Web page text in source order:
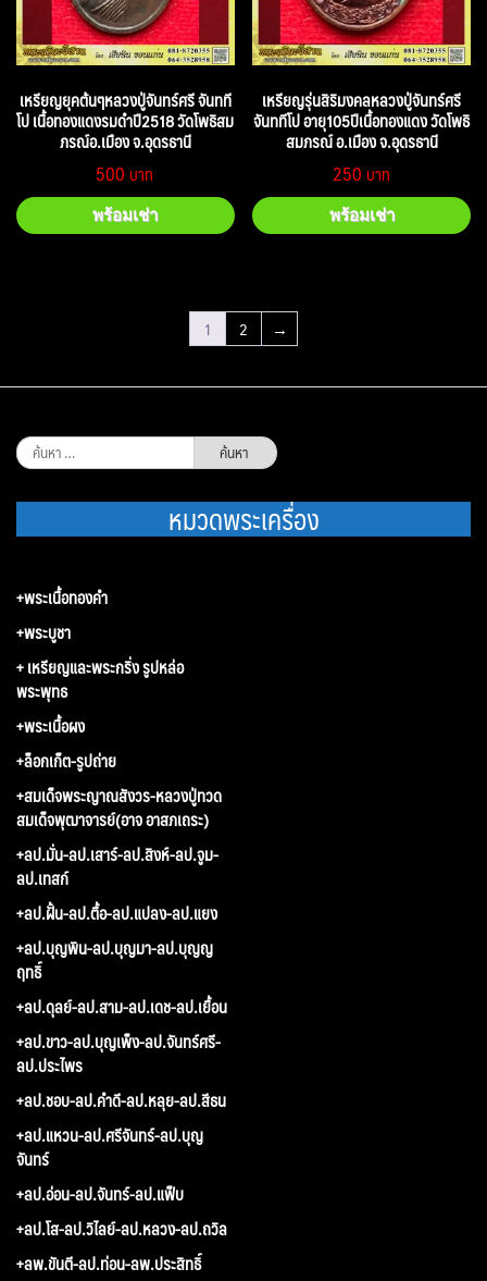
เหรียญยุคต้นๆหลวงปู่จันทร์ศรี จันทที
โป เนื้อทองแดงรมดำปี2518 วัดโพธิสม
ภรณ์อ.เมือง จ.อุดรธานี
500
พร้อมเช่า
เหรียญรุ่นสิริมงคลหลวงปู่จันทร์ศรี
จันททีโป อายุ105ปีเนื้อทองแดง วัดโพธิ
สมภรณ์ อ.เมือง จ.อุดรธานี
250
พร้อมเช่า
1 2 →
ค้นหา
สำหรับ:
หมวดพระเครื่อง
+พระเนื้อทองคำ
+พระบูชา
+ เหรียญและพระกริ่ง รูปหล่อ
พระพุทธ
+พระเนื้อผง
+ล็อกเก็ต-รูปถ่าย
+สมเด็จพระญาณสังวร-หลวงปู่ทวด
สมเด็จพุฒาจารย์(อาจ อาสภเถระ)
+ลป.มั่น-ลป.เสาร์-ลป.สิงห์-ลป.จูม-
ลป.เทสก์
+ลป.ฝั้น-ลป.ตื้อ-ลป.แปลง-ลป.แยง
+ลป.บุญพิน-ลป.บุญมา-ลป.บุญญ
ฤทธิ์
+ลป.ดุลย์-ลป.สาม-ลป.เดช-ลป.เยื้อน
+ลป.ขาว-ลป.บุญเพ็ง-ลป.จันทร์ศรี-
ลป.ประไพร
+ลป.ชอบ-ลป.คำดี-ลป.หลุย-ลป.สีธน
+ลป.แหวน-ลป.ศรีจันทร์-ลป.บุญ
จันทร์
+ลป.อ่อน-ลป.จันทร์-ลป.แฟ็บ
+ลป.โส-ลป.วิไลย์-ลป.หลวง-ลป.ถวิล
+ลพ.ขันตี-ลป.ท่อน-ลพ.ประสิทธิ์